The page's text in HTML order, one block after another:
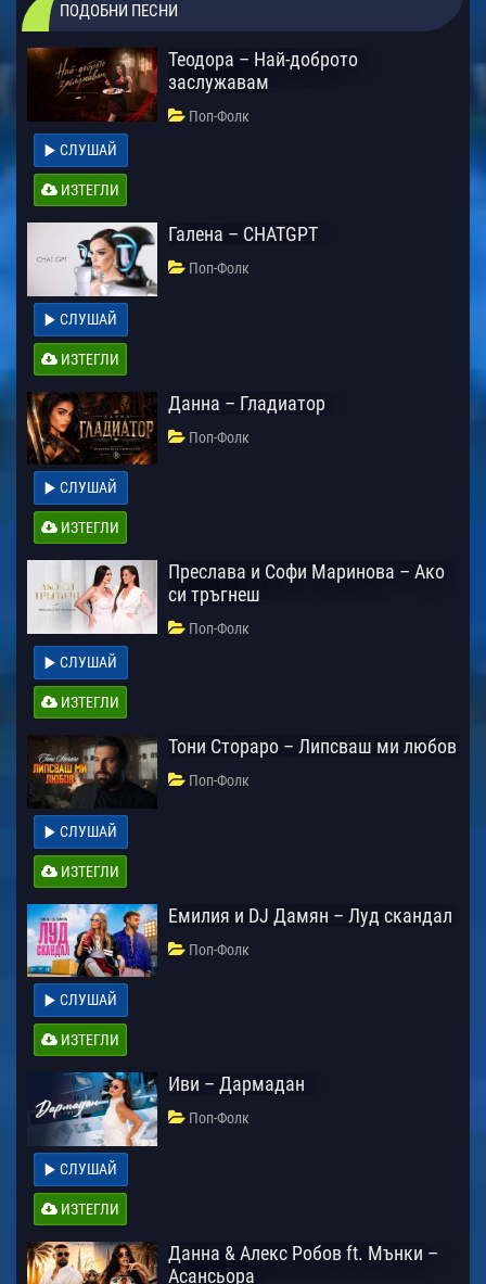
ПОДОБНИ ПЕСНИ
Теодора – Най-доброто
заслужавам
Поп-Фолк
СЛУШАЙ
ИЗТЕГЛИ
Галена – CHATGPT
Поп-Фолк
СЛУШАЙ
ИЗТЕГЛИ
Данна – Гладиатор
Поп-Фолк
СЛУШАЙ
ИЗТЕГЛИ
Преслава и Софи Маринова – Ако
си тръгнеш
Поп-Фолк
СЛУШАЙ
ИЗТЕГЛИ
Тони Стораро – Липсваш ми любов
Поп-Фолк
СЛУШАЙ
ИЗТЕГЛИ
Емилия и DJ Дамян – Луд скандал
Поп-Фолк
СЛУШАЙ
ИЗТЕГЛИ
Иви – Дармадан
Поп-Фолк
СЛУШАЙ
ИЗТЕГЛИ
Данна & Алекс Робов ft. Мънки –
Асансьора